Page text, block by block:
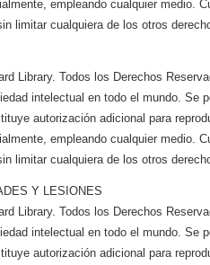
empleando cualquier medio.
limitar cualquiera de los otros
Library. Todos los Derechos
intelectual en todo el mundo.
autorización adicional para
empleando cualquier medio.
limitar cualquiera de los otros
Y LESIONES
Library. Todos los Derechos
intelectual en todo el mundo.
autorización adicional para